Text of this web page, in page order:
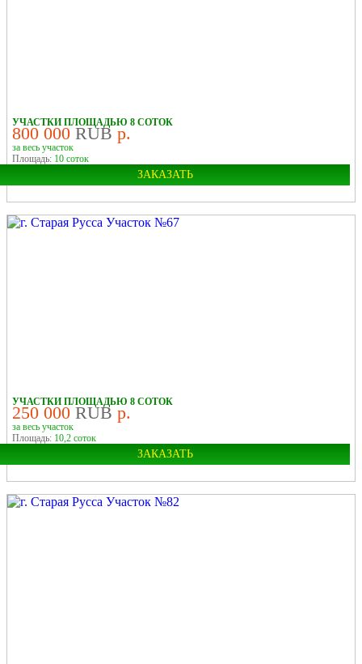
УЧАСТКИ ПЛОЩАДЬЮ 8 СОТОК
800 000 RUB р.
за весь участок
Площадь: 10 соток
ЗАКАЗАТЬ
Область:
УЧАСТКИ ПЛОЩАДЬЮ 8 СОТОК
250 000 RUB р.
за весь участок
Площадь: 10,2 соток
ЗАКАЗАТЬ
Город: